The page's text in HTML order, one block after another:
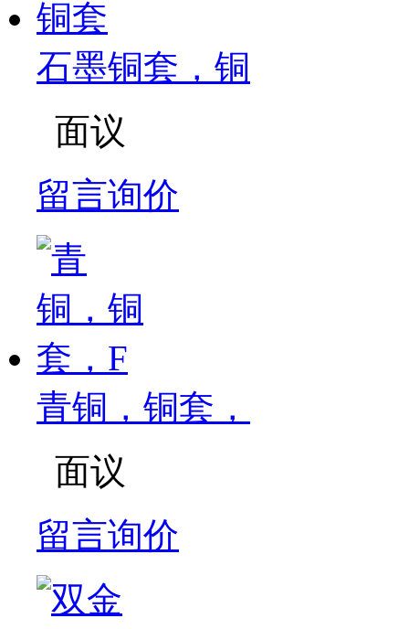
石墨铜套，铜
面议
留言询价
青铜，铜套，
面议
留言询价